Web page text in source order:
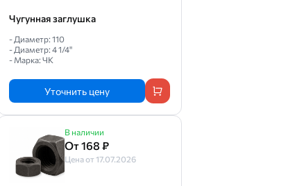
Чугунная заглушка
- Диаметр: 110
- Диаметр: 4 1/4"
- Марка: ЧК
Уточнить цену
В наличии
От 168 ₽
Цена от 17.07.2026